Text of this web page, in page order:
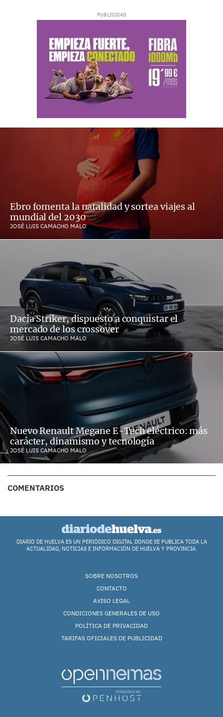
Ebro fomenta la natalidad y sortea viajes al
mundial del 2030
JOSÉ LUIS CAMACHO MALO
Dacia Striker, dispuesto a conquistar el
mercado de los crossover
JOSÉ LUIS CAMACHO MALO
Nuevo Renault Megane E-Tech eléctrico: más
carácter, dinamismo y tecnología
JOSÉ LUIS CAMACHO MALO
COMENTARIOS
DIARIO DE HUELVA ES UN PERIÓDICO DIGITAL DONDE SE PUBLICA TODA LA
ACTUALIDAD, NOTICIAS E INFORMACIÓN DE HUELVA Y PROVINCIA.
SOBRE NOSOTROS
CONTACTO
AVISO LEGAL
CONDICIONES GENERALES DE USO
POLÍTICA DE PRIVACIDAD
TARIFAS OFICIALES DE PUBLICIDAD